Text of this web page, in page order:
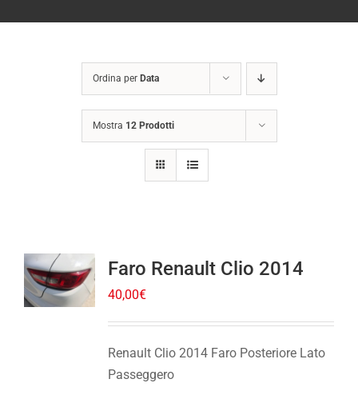
Ordina per Data
Mostra 12 Prodotti
Faro Renault Clio 2014
40,00€
Renault Clio 2014 Faro Posteriore Lato
Passeggero